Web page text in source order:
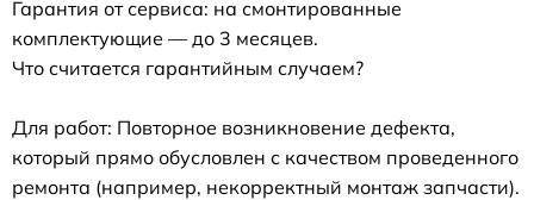
Гарантия от сервиса: на смонтированные
комплектующие — до 3 месяцев.
Что считается гарантийным случаем?
Для работ: Повторное возникновение дефекта,
который прямо обусловлен с качеством проведенного
ремонта (например, некорректный монтаж запчасти).